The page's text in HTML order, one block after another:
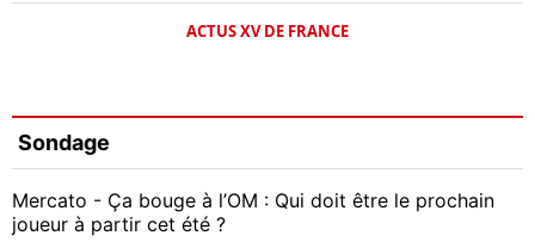
ACTUS XV DE FRANCE
Sondage
Mercato - Ça bouge à l’OM : Qui doit être le prochain
joueur à partir cet été ?